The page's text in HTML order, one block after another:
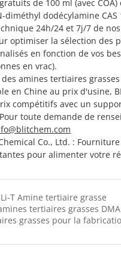
de 100 ml (avec
diméthyl dodécylamine CAS
24h/24 et 7j/7 de
optimiser la sélection des
en fonction de vos
en vrac).
amines tertiaires
en Chine au prix d'usine,
compétitifs avec un
Pour toute demande de
Co., Ltd. :
pour alimenter votre
T Amine tertiaire grasse
tertiaires grasses
grasses pour la